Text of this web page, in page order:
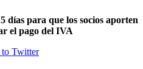
días para que los socios aporten
el pago del IVA